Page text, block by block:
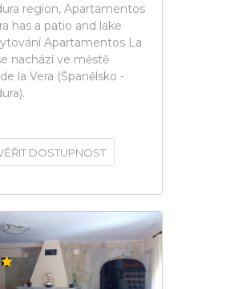
region, Apartamentos
has a patio and lake
Apartamentos La
nachází ve městě
la Vera (Španělsko -
DOSTUPNOST